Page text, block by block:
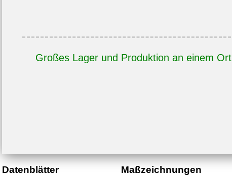
Großes Lager und Produktion an einem Ort
Datenblätter Maßzeichnungen